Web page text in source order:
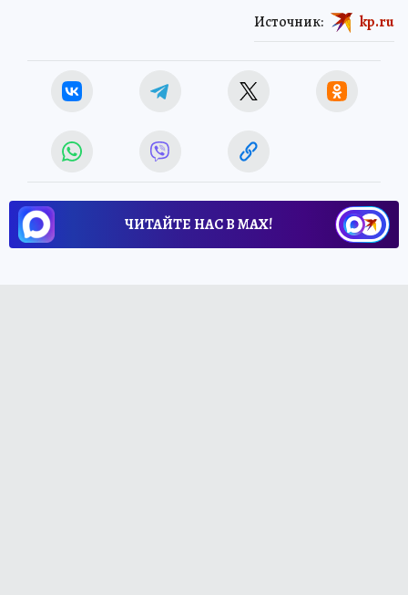
Источник: kp.ru
ЧИТАЙТЕ НАС В МАХ!